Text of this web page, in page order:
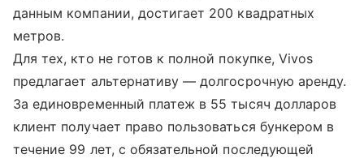
данным компании, достигает 200 квадратных
метров.
Для тех, кто не готов к полной покупке, Vivos
предлагает альтернативу — долгосрочную аренду.
За единовременный платеж в 55 тысяч долларов
клиент получает право пользоваться бункером в
течение 99 лет, с обязательной последующей